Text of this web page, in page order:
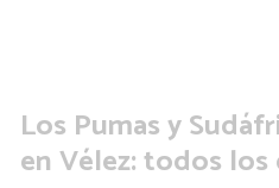
Los Pumas y
en Vélez: todos